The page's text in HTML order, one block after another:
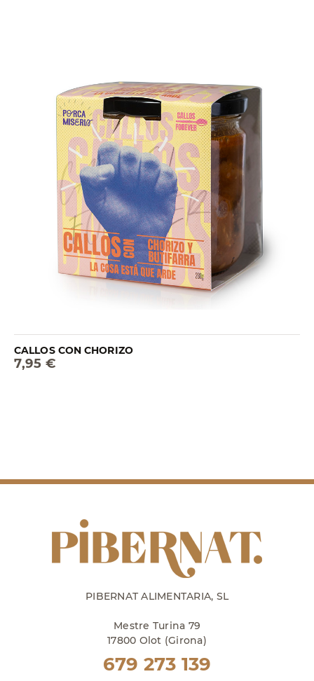
CALLOS CON CHORIZO
7,95 €
PIBERNAT ALIMENTARIA, SL
Mestre Turina 79
17800 Olot (Girona)
679 273 139